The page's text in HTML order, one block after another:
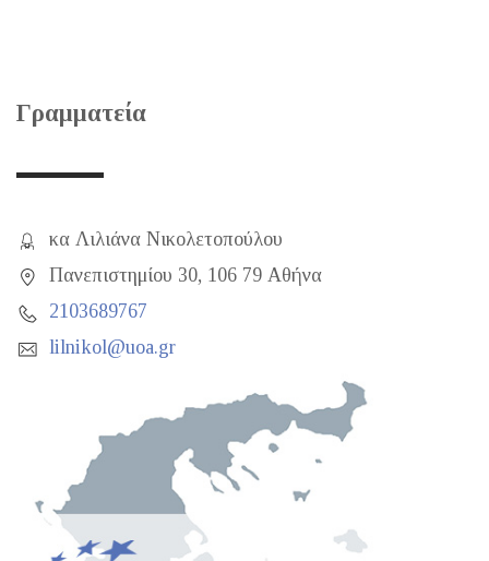
Γραμματεία
κα Λιλιάνα Νικολετοπούλου
Πανεπιστημίου 30, 106 79 Αθήνα
2103689767
lilnikol@uoa.gr